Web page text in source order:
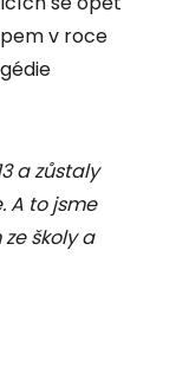
v roce
a zůstaly
A to jsme
školy a